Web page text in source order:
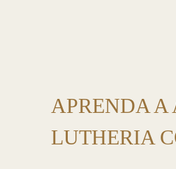
APRENDA A
LUTHERIA